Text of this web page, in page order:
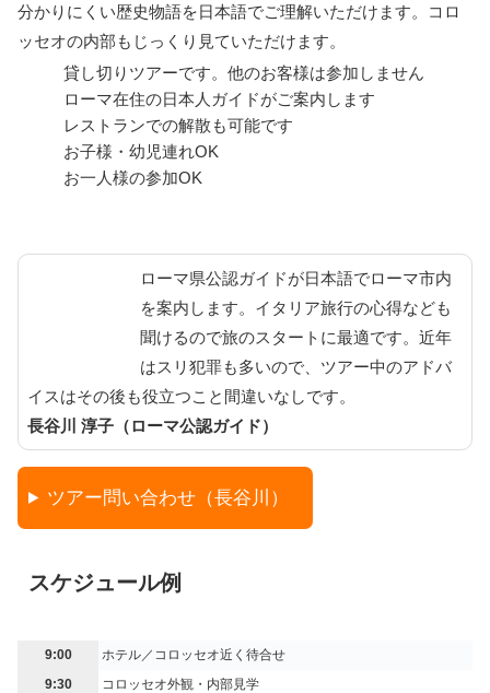
分かりにくい歴史物語を日本語でご理解いただけます。コロ
ッセオの内部もじっくり見ていただけます。
貸し切りツアーです。他のお客様は参加しません
ローマ在住の日本人ガイドがご案内します
レストランでの解散も可能です
お子様・幼児連れOK
お一人様の参加OK
ローマ県公認ガイドが日本語でローマ市内
を案内します。イタリア旅行の心得なども
聞けるので旅のスタートに最適です。近年
はスリ犯罪も多いので、ツアー中のアドバ
イスはその後も役立つこと間違いなしです。
長谷川 淳子（ローマ公認ガイド）
ツアー問い合わせ（長谷川）
スケジュール例
9:00
ホテル／コロッセオ近く待合せ
9:30
コロッセオ外観・内部見学